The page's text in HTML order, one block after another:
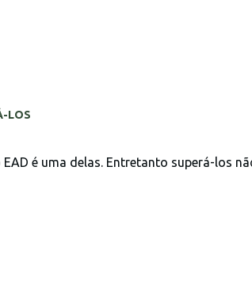
LOS
é uma delas. Entretanto superá-los